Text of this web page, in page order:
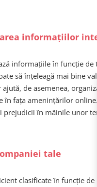
informațiilor
informațiile în funcție
să înțeleagă mai bine
de asemenea,
fața amenințărilor
prejudicii în mâinile unor
tale
clasificate în funcție